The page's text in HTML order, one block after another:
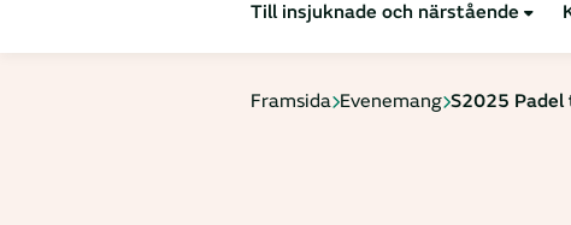
Till insjuknade och närstående
Framsida Evenemang S2025